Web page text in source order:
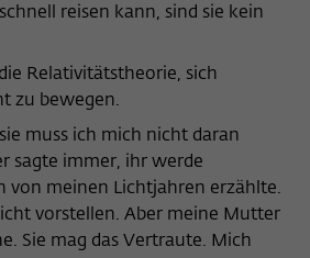
reisen kann, sind sie kein
Relativitätstheorie, sich
zu bewegen.
muss ich mich nicht daran
sagte immer, ihr werde
von meinen Lichtjahren erzählte.
vorstellen. Aber meine Mutter
Sie mag das Vertraute. Mich